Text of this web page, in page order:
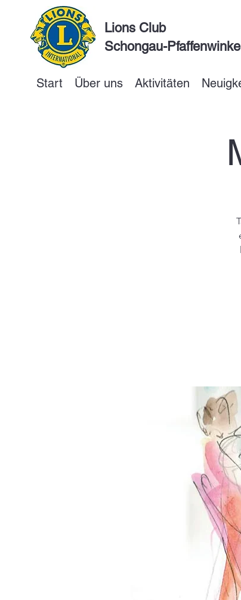
Lions Club
Schongau-Pfaffenwinkel
Start Über uns Aktivitäten